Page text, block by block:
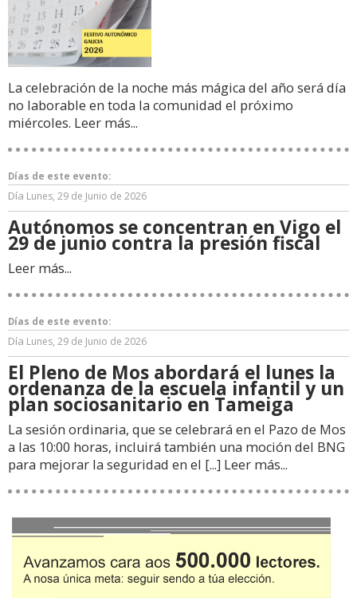
La celebración de la noche más mágica del año será día
no laborable en toda la comunidad el próximo
miércoles. Leer más...
Días de este evento:
Día Lunes, 29 de Junio de 2026
Autónomos se concentran en Vigo el
29 de junio contra la presión fiscal
Leer más...
Días de este evento:
Día Lunes, 29 de Junio de 2026
El Pleno de Mos abordará el lunes la
ordenanza de la escuela infantil y un
plan sociosanitario en Tameiga
La sesión ordinaria, que se celebrará en el Pazo de Mos
a las 10:00 horas, incluirá también una moción del BNG
para mejorar la seguridad en el [...] Leer más...